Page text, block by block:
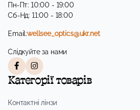
Пн-Пт: 10:00 - 19:00
Сб-Нд: 11:00 - 18:00
Email:wellsee_optics@ukr.net
Слідкуйте за нами
Категорії товарів
Контактні лінзи